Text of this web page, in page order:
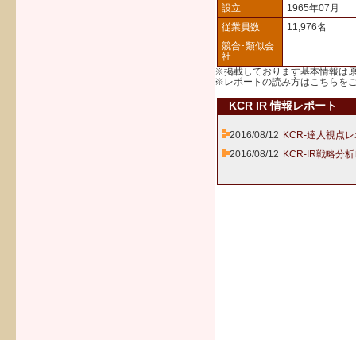
設立
1965年07月
従業員数
11,976名
競合･類似会
社
※掲載しております基本情報は
※レポートの読み方はこちら を
KCR IR 情報レポート
2016/08/12 KCR-達人視点
2016/08/12 KCR-IR戦略分